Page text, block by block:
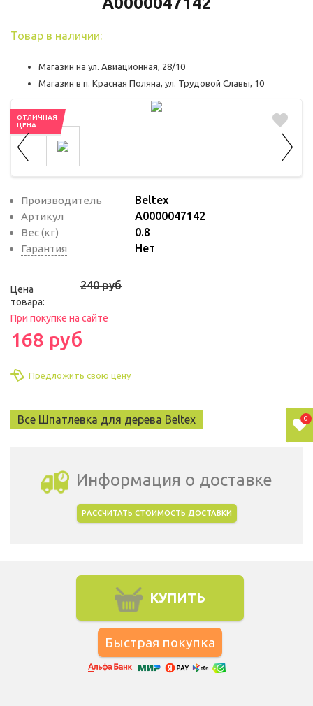
Товар в наличии:
Магазин на ул. Авиационная, 28/10
Магазин в п. Красная Поляна, ул. Трудовой Славы, 10
ОТЛИЧНАЯ
ЦЕНА
Производитель Beltex
Артикул А0000047142
Вес (кг) 0.8
Гарантия Нет
Цена
товара:
240 руб
При покупке на сайте
168 руб
Предложить свою цену
Все Шпатлевка для дерева Beltex
Информация о доставке
РАССЧИТАТЬ СТОИМОСТЬ ДОСТАВКИ
КУПИТЬ
0
помогают понять, как используется сайт,
и сделать функционал сайта максимально
Рекламные файлы cookie используются
для целей маркетинга и улучшения
высокую точность и ценность содержания
маркетинговых и рекламных материалов
для пользователей сайта.